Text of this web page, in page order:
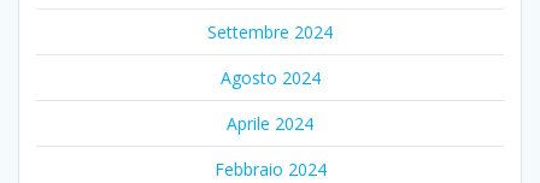
Settembre 2024
Agosto 2024
Aprile 2024
Febbraio 2024